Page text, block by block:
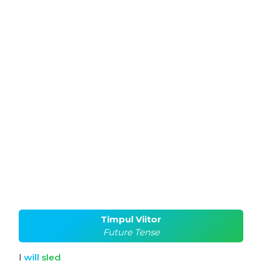
Timpul Viitor
Future Tense
I will sled